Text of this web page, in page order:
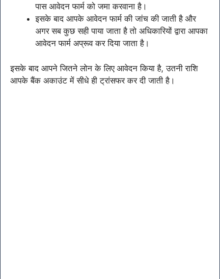
पास आवेदन फार्म को जमा करवाना है।
इसके बाद आपके आवेदन फार्म की जांच की जाती है और
अगर सब कुछ सही पाया जाता है तो अधिकारियों द्वारा आपका
आवेदन फार्म अप्रूव कर दिया जाता है।
इसके बाद आपने जितने लोन के लिए आवेदन किया है, उतनी राशि
आपके बैंक अकाउंट में सीधे ही ट्रांसफर कर दी जाती है।